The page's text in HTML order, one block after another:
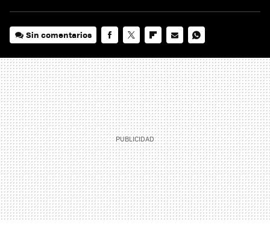
Sin comentarios
MAIL